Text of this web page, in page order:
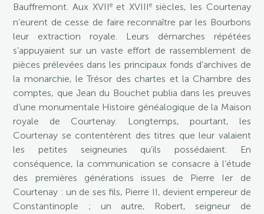
Bauffremont. Aux XVIIeet XVIIIesiècles, les Courtenay
n’eurent de cesse de faire reconnaître par les Bourbons
leur extraction royale. Leurs démarches répétées
s’appuyaient sur un vaste effort de rassemblement de
pièces prélevées dans les principaux fonds d’archives de
la monarchie, le Trésor des chartes et la Chambre des
comptes, que Jean du Bouchet publia dans les preuves
d’une monumentale Histoire généalogique de la Maison
royale de Courtenay. Longtemps, pourtant, les
Courtenay se contentèrent des titres que leur valaient
les petites seigneuries qu’ils possédaient. En
conséquence, la communication se consacre à l’étude
des premières générations issues de Pierre Ier de
Courtenay : un de ses fils, Pierre II, devient empereur de
Constantinople ; un autre, Robert, seigneur de